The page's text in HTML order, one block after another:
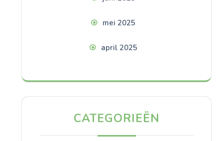
mei 2025
april 2025
CATEGORIEËN